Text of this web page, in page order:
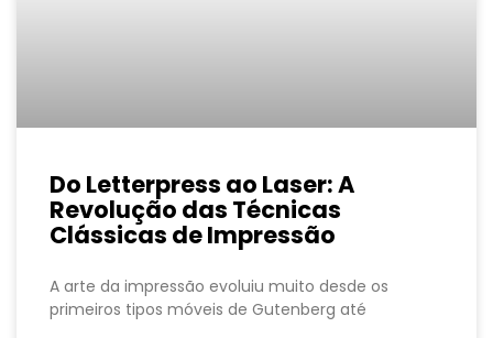
Do Letterpress ao Laser: A
Revolução das Técnicas
Clássicas de Impressão
A arte da impressão evoluiu muito desde os
primeiros tipos móveis de Gutenberg até